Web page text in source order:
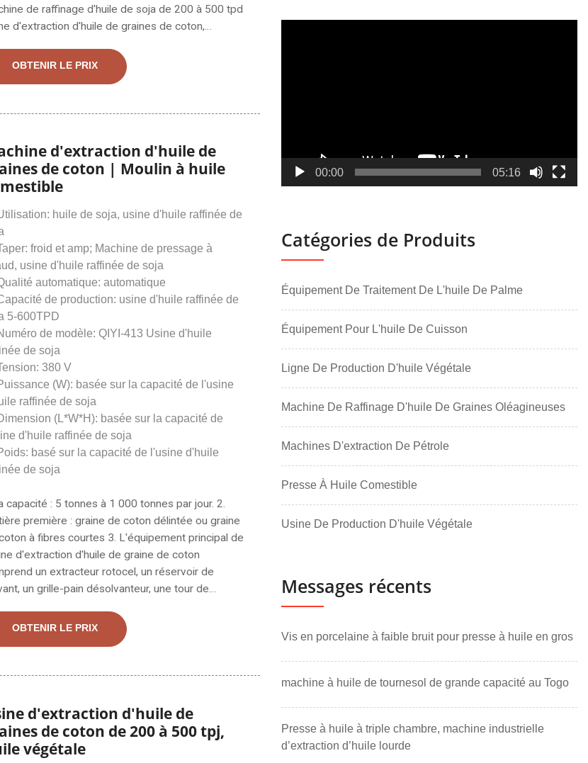
de raffinage d'huile de soja de 200 à 500 tpd
d'extraction d'huile de graines de coton,
Performance - .. Bulkbuy 200-500tpd
d'extraction d'huile de graines de coton,
de prix haute performance, obtenez une
Chine, machines d'extraction d'huile végétale
comparaison de prix haute performance de la
de raffinage d'huile de tournesol, Fabricants et
sur la chaîne vidéo du Made in China.
OBTENIR LE PRIX
d'extraction d'huile de
de coton | Moulin à huile
huile de soja, usine d'huile raffinée de
froid et amp; Machine de pressage à
usine d'huile raffinée de soja
automatique: automatique
de production: usine d'huile raffinée de
5-600TPD
de modèle: QIYI-413 Usine d'huile
de soja
380 V
(W): basée sur la capacité de l'usine
raffinée de soja
(L*W*H): basée sur la capacité de
d'huile raffinée de soja
basé sur la capacité de l'usine d'huile
de soja
capacité : 5 tonnes à 1 000 tonnes par jour. 2.
première : graine de coton délintée ou graine
à fibres courtes 3. L'équipement principal de
d'extraction d'huile de graine de coton
un extracteur rotocel, un réservoir de
un grille-pain désolvanteur, une tour de
des gaz résiduaires, etc. 4. Huile finale
: huile de raffinerie de 1ère qualité. HPYL-200
de noix de coco moulin d'extraction expulseur
le traitement de divers types de cultures
végétales. Les principales cultures
de transformation : fruits du palmier,
comestibles, légumes, noix de coco, soja,
OBTENIR LE PRIX
d'extraction d'huile de
de coton de 200 à 500 tpj,
végétale
00:00 05:16
Catégories de Produits
Équipement De Traitement De L'huile De Palme
Équipement Pour L'huile De Cuisson
Ligne De Production D'huile Végétale
Machine De Raffinage D'huile De Graines Oléagineuses
Machines D'extraction De Pétrole
Presse À Huile Comestible
Usine De Production D'huile Végétale
Messages récents
Vis en porcelaine à faible bruit pour presse à huile en gros
machine à huile de tournesol de grande capacité au Togo
Presse à huile à triple chambre, machine industrielle
d’extraction d’huile lourde